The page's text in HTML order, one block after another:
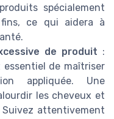
spécialement
ce qui aidera à
de produit :
de maîtriser
appliquée. Une
les cheveux et
attentivement